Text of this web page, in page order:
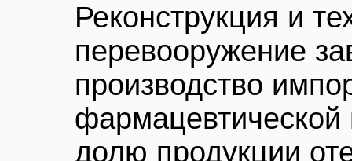
Реконструкция и
перевооружение
производство
фармацевтической
долю продукции